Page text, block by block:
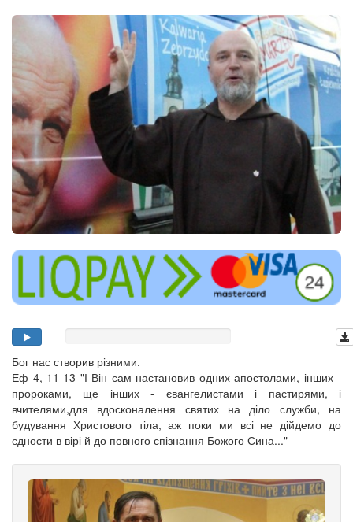
Бог нас створив різними.
Еф 4, 11-13 "І Він сам настановив одних апостолами, інших -
пророками, ще інших - євангелистами і пастирями, і
вчителями,для вдосконалення святих на діло служби, на
будування Христового тіла, аж поки ми всі не дійдемо до
єдности в вірі й до повного спізнання Божого Сина..."